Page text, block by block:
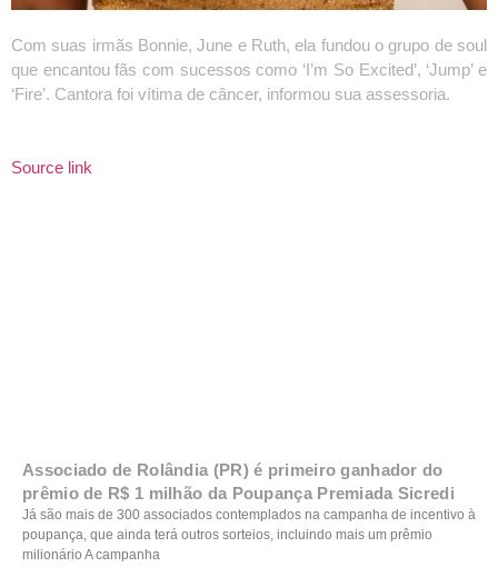
Com suas irmãs Bonnie, June e Ruth, ela fundou o grupo de soul
que encantou fãs com sucessos como ‘I’m So Excited’, ‘Jump’ e
‘Fire’. Cantora foi vítima de câncer, informou sua assessoria.
Source link
Associado de Rolândia (PR) é primeiro ganhador do
prêmio de R$ 1 milhão da Poupança Premiada Sicredi
Já são mais de 300 associados contemplados na campanha de incentivo à
poupança, que ainda terá outros sorteios, incluindo mais um prêmio
milionário A campanha